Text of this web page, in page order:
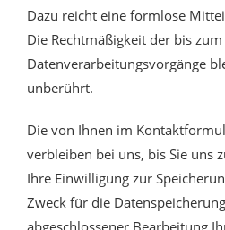
Dazu reicht eine formlose
Die Rechtmäßigkeit der bis
Datenverarbeitungsvorgänge
unberührt.
Die von Ihnen im
verbleiben bei uns, bis Sie uns
Ihre Einwilligung zur
Zweck für die
abgeschlossener Bearbeitung